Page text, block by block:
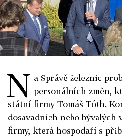
N a Správě železnic
personálních změn,
státní firmy Tomáš Tóth.
dosavadních nebo bývalých
firmy, která hospodaří s